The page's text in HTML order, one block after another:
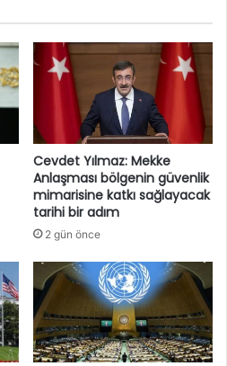
Cevdet Yılmaz: Mekke
Anlaşması bölgenin güvenlik
mimarisine katkı sağlayacak
tarihi bir adım
2 gün önce